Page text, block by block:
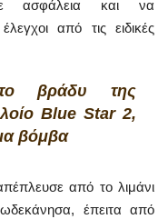
ασφάλεια και να
από τις ειδικές
βράδυ της
Blue Star 2,
βόμβα
από το λιμάνι
έπειτα από